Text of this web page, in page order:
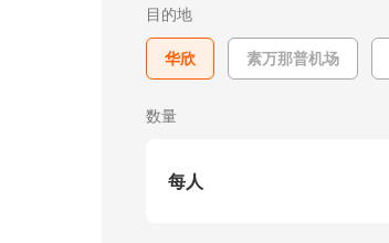
目的地
华欣 素万那普机场
数量
每人